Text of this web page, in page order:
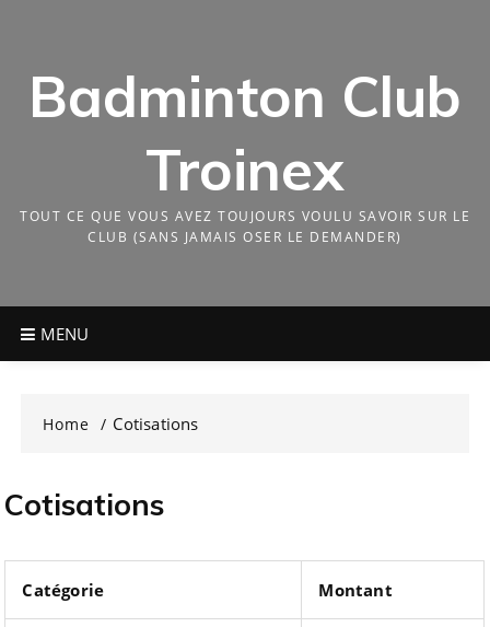
Badminton Club
Troinex
TOUT CE QUE VOUS AVEZ TOUJOURS VOULU SAVOIR SUR LE
CLUB (SANS JAMAIS OSER LE DEMANDER)
MENU
Home Cotisations
Cotisations
Catégorie Montant